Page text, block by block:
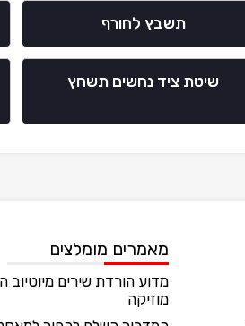
תשבץ לחורף
שיטת ציד נחשים תשחץ
מאמרים מומלצים
מדוע הורדת שירים
מוזיקה